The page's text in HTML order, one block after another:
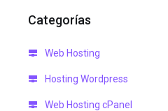
Categorías
Web Hosting
Hosting Wordpress
Web Hosting cPanel